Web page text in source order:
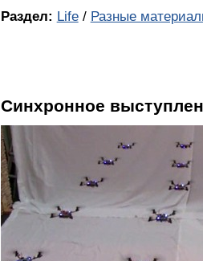
Раздел: Life/ Разные
Синхронное